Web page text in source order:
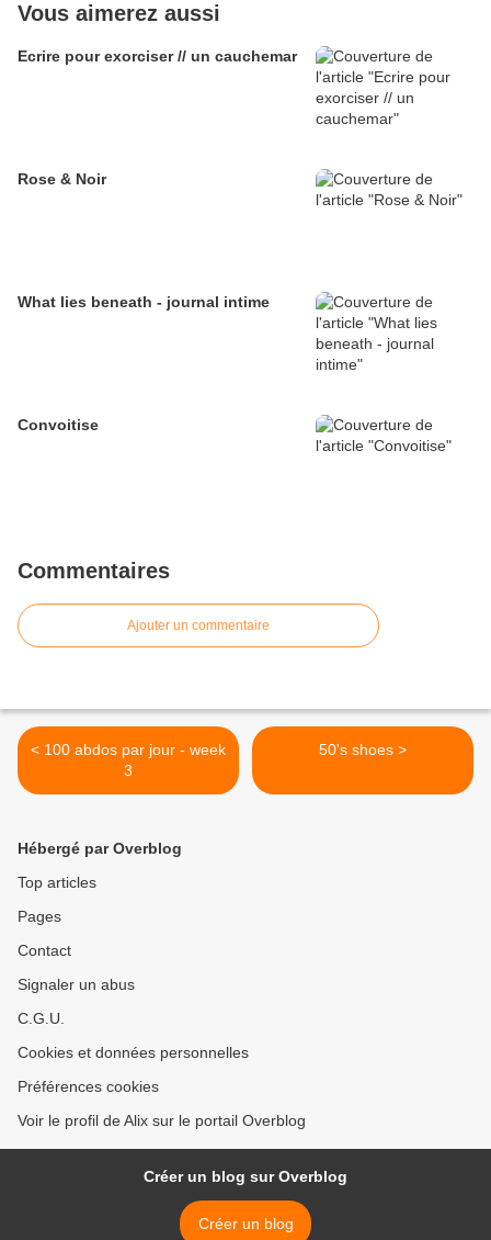
Vous aimerez aussi
Ecrire pour exorciser // un cauchemar
Rose & Noir
What lies beneath - journal intime
Convoitise
Commentaires
Ajouter un commentaire
< 100 abdos par jour - week
3
50's shoes >
Hébergé par Overblog
Top articles
Pages
Contact
Signaler un abus
C.G.U.
Cookies et données personnelles
Préférences cookies
Voir le profil de Alix sur le portail Overblog
Créer un blog sur Overblog
Créer un blog